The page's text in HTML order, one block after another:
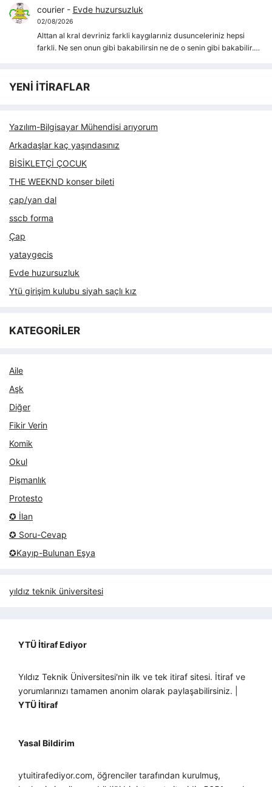
courier- Evde huzursuzluk
02/08/2026
Alttan al kral devriniz farkli kaygılarıniz dusunceleriniz hepsi
farkli. Ne sen onun gibi bakabilirsin ne de o senin gibi bakabilir.…
YENİ İTİRAFLAR
Yazılım-Bilgisayar Mühendisi arıyorum
Arkadaşlar kaç yaşındasınız
BİSİKLETÇİ ÇOCUK
THE WEEKND konser bileti
çap/yan dal
sscb forma
Çap
yataygecis
Evde huzursuzluk
Ytü girişim kulubu siyah saçlı kız
KATEGORİLER
Aile
Aşk
Diğer
Fikir Verin
Komik
Okul
Pişmanlık
Protesto
✪ İlan
✪ Soru-Cevap
✪Kayıp-Bulunan Eşya
yıldız teknik üniversitesi
YTÜ İtiraf Ediyor
Yıldız Teknik Üniversitesi'nin ilk ve tek itiraf sitesi. İtiraf ve
yorumlarınızı tamamen anonim olarak paylaşabilirsiniz. |
YTÜ İtiraf
Yasal Bildirim
ytuitirafediyor.com, öğrenciler tarafından kurulmuş,